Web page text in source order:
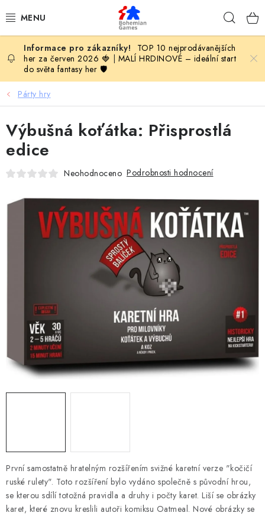
na
KOMPLETNÍ NABÍDKA HER
PODLE VĚKU
BLOG
VYDAVATELSTVÍ DESKOVÝCH HER
OLOHRANÍ
B2B SEKCE
DESKOHERNÍ KLUBY, DDM, KNIHOVNY A JINÉ
ZÁKLADNÍ A MATEŘSKÉ ŠKOLY, STŘEDNÍ ŠKOLY A
JINÁ VZDĚLÁVACÍ ZAŘÍZENÍ
Obchodní podmínky
Doprava a platba
Podmínky ochrany osobních údajů
Kde koupit hry Bohemian Games
Zákaznická podpora
Provizní systém
TOP 10 nejprodávanějších
her za červen 2026 🍓
MALÍ HRDINOVÉ – ideální start
do světa fantasy her 🛡️
Párty hry
První samostatně hratelným rozšířením svižné karetní verze "kočičí
ruské rulety". Toto rozšíření bylo vydáno společně s původní hrou,
se kterou sdílí totožná pravidla a druhy i počty karet. Liší se obrázky
karet, které znovu kreslili autoři komiksu Oatmeal. Nové obrázky se
Výbušná koťátka: Přisprostlá
edice
Neohodnoceno Podrobnosti hodnocení